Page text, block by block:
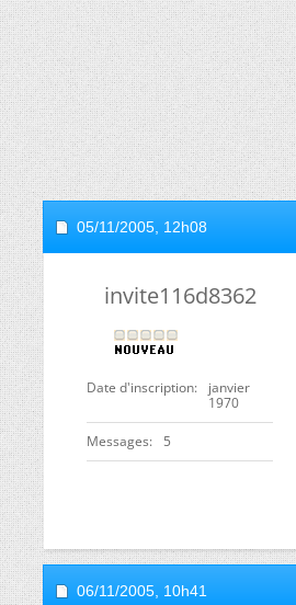
05/11/2005, 12h08
invite116d8362
Date d'inscription
janvier
1970
Messages 5
06/11/2005, 10h41